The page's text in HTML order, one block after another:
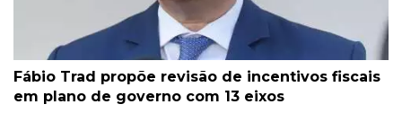
Fábio Trad propõe revisão de incentivos fiscais
em plano de governo com 13 eixos